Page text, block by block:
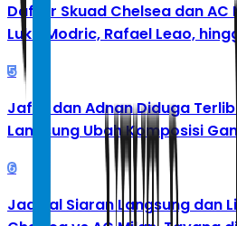
Daftar Skuad Chelsea dan AC
Luka Modric, Rafael Leao,
5
Jafar dan Adnan Diduga
Langsung Ubah Komposisi
6
Jadwal Siaran Langsung dan